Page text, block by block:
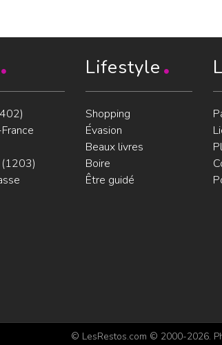
(1203)
Lifestyle
Shopping
Évasion
Beaux livres
Boire
Être guidé
© LesRestos.com © 2000-2026.